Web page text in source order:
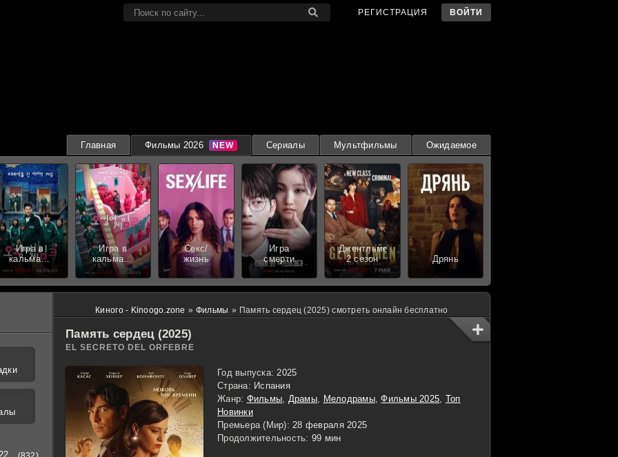
РЕГИСТРАЦИЯ ВОЙТИ
Главная Фильмы 2026 Сериалы Мультфильмы Ожидаемое
Игра в
кальмара
3 сезон
Игра в
кальмара
2 сезон
Секс/
жизнь
Игра
смерти
Джентльмены
2 сезон
Дрянь
Киного - Kinoogo.zone » Фильмы » Память сердец (2025) смотреть онлайн бесплатно
Память сердец (2025)
EL SECRETO DEL ORFEBRE
Год выпуска: 2025
Страна: Испания
Жанр: Фильмы, Драмы, Мелодрамы,Фильмы 2025, Топ
Новинки
Премьера (Мир): 28 февраля 2025
Продолжительность: 99 мин